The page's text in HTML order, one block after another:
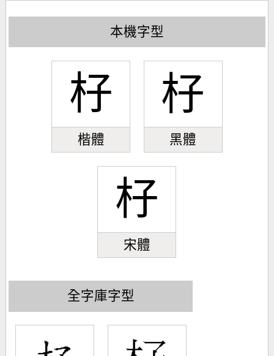
本機字型
杍
楷體
杍
黑體
杍
宋體
全字庫字型